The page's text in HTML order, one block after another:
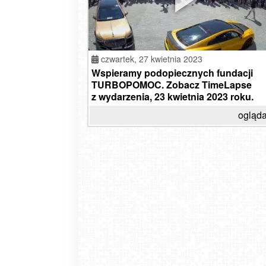
czwartek, 27 kwietnia 2023
Wspieramy podopiecznych fundacji
TURBOPOMOC. Zobacz TimeLapse
z wydarzenia, 23 kwietnia 2023 roku.